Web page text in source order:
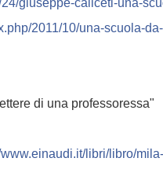
giuseppe-caliceti-una-
2011/10/una-scuola-
di una professoressa"
libri/libro/